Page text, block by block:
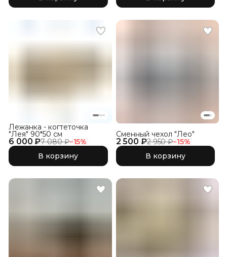
6 000 ₽7 080 ₽−15%
Лежанка - когтеточка
"Лея" 90*50 см
В корзину
2 500 ₽2 950 ₽−15%
Сменный чехол "Лео"
В корзину